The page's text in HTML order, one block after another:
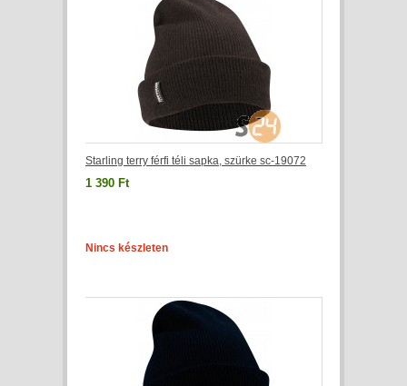
Starling terry férfi téli sapka, szürke sc-19072
1 390 Ft
Nincs készleten